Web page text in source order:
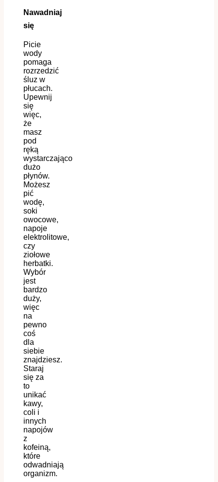
Nawadniaj
się
Picie
wody
pomaga
rozrzedzić
śluz w
płucach.
Upewnij
się
więc,
że
masz
pod
ręką
wystarczająco
dużo
płynów.
Możesz
pić
wodę,
soki
owocowe,
napoje
elektrolitowe,
czy
ziołowe
herbatki.
Wybór
jest
bardzo
duży,
więc
na
pewno
coś
dla
siebie
znajdziesz.
Staraj
się za
to
unikać
kawy,
coli i
innych
napojów
z
kofeiną,
które
odwadniają
organizm.